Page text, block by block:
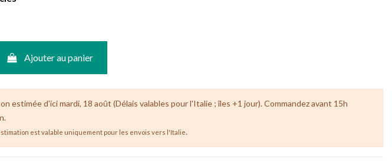
Ajouter au panier
estimée d'ici mardi, 18 août (Délais valables pour l'Italie ; îles +1 jour). Commandez avant 15h
est valable uniquement pour les envois vers l'Italie.